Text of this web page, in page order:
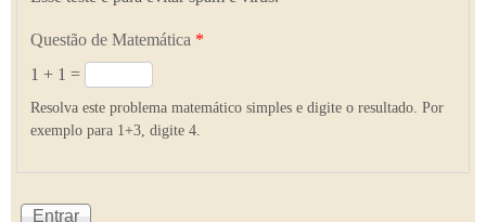
Questão de Matemática *
1 + 1 =
Resolva este problema matemático simples e digite o resultado. Por
exemplo para 1+3, digite 4.